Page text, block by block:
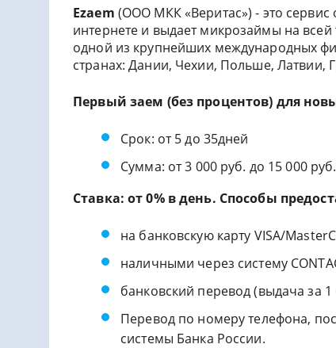
Еzaem (ООО МКК «Веритас») - это
интернете и выдает микрозаймы на всей
одной из крупнейших международных
странах: Дании, Чехии, Польше, Латвии,
Первый заем (без процентов) для
Срок: от 5 до 35дней
Сумма: от 3 000 руб. до 15 000 руб.
Ставка: от 0% в день. Способы
на банковскую карту VISA/
наличными через систему
банковский перевод (выдача за
Перевод по номеру телефона,
системы Банка России.